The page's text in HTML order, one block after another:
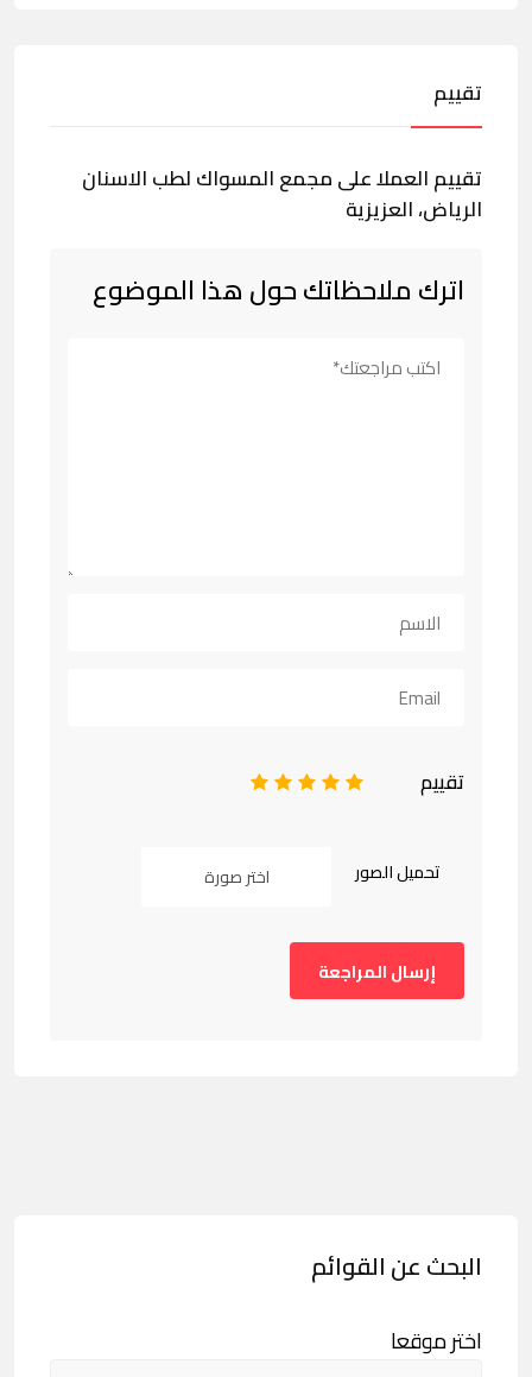
تقييم
تقييم العملا على مجمع المسواك لطب الاسنان
الرياض، العزيزية
اترك ملاحظاتك حول هذا الموضوع
تقييم 5
4
3
2
تحميل الصور اختر صورة
البحث عن القوائم
اختر موقعا